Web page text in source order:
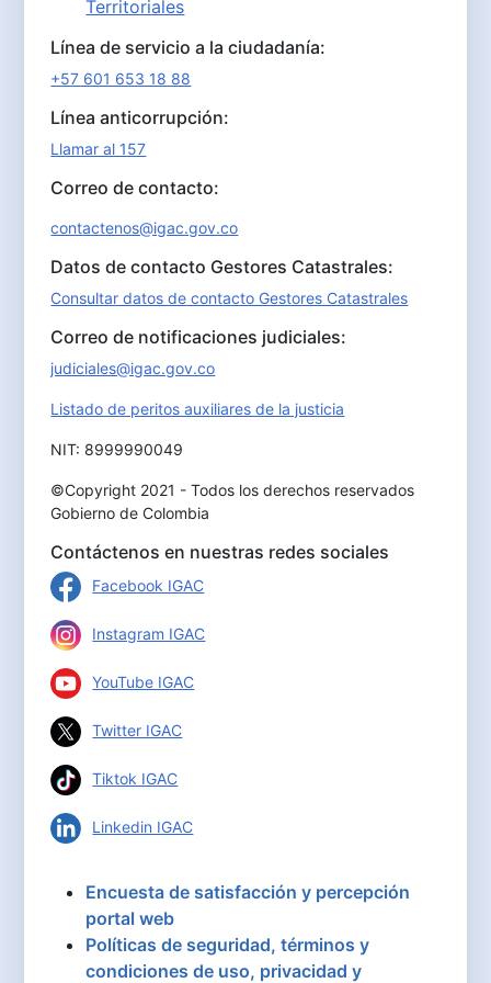
Territoriales
Línea de servicio a la ciudadanía:
+57 601 653 18 88
Línea anticorrupción:
Llamar al 157
Correo de contacto:
contactenos@igac.gov.co
Datos de contacto Gestores Catastrales:
Consultar datos de contacto Gestores Catastrales
Correo de notificaciones judiciales:
judiciales@igac.gov.co
Listado de peritos auxiliares de la justicia
NIT: 8999990049
©Copyright 2021 - Todos los derechos reservados
Gobierno de Colombia
Contáctenos en nuestras redes sociales
Facebook IGAC
Instagram IGAC
YouTube IGAC
Twitter IGAC
Tiktok IGAC
Linkedin IGAC
Encuesta de satisfacción y percepción
portal web
Políticas de seguridad, términos y
condiciones de uso, privacidad y